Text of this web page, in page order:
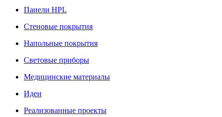
Панели HPL
Стеновые покрытия
Напольные покрытия
Световые приборы
Медицинские материалы
Идеи
Реализованные проекты